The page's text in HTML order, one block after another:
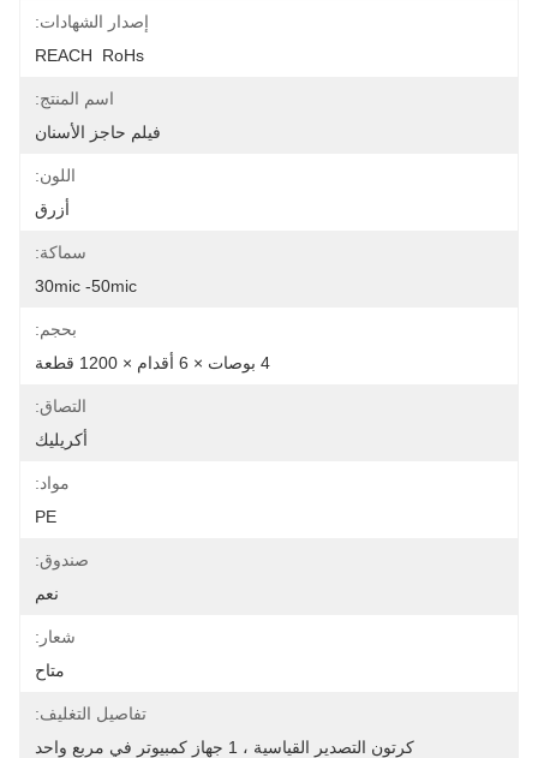
إصدار الشهادات:
REACH  RoHs
اسم المنتج:
فيلم حاجز الأسنان
اللون:
أزرق
سماكة:
30mic -50mic
بحجم:
4 بوصات × 6 أقدام × 1200 قطعة
التصاق:
أكريليك
مواد:
PE
صندوق:
نعم
شعار:
متاح
تفاصيل التغليف:
كرتون التصدير القياسية ، 1 جهاز كمبيوتر في مربع واحد